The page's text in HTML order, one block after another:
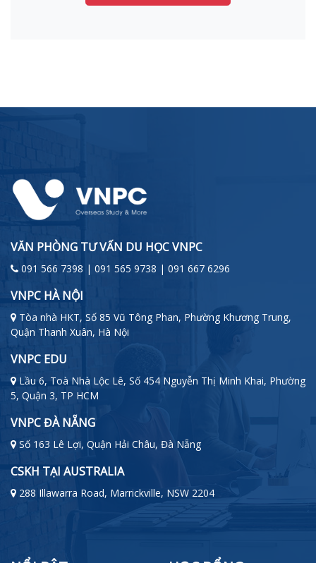
VĂN PHÒNG TƯ VẤN DU HỌC VNPC
091 566 7398 | 091 565 9738 | 091 667 6296
VNPC HÀ NỘI
Tòa nhà HKT, Số 85 Vũ Tông Phan, Phường Khương Trung,
Quận Thanh Xuân, Hà Nội
VNPC EDU
Lầu 6, Toà Nhà Lộc Lê, Số 454 Nguyễn Thị Minh Khai, Phường
5, Quận 3, TP HCM
VNPC ĐÀ NẴNG
Số 163 Lê Lợi, Quận Hải Châu, Đà Nẵng
CSKH TẠI AUSTRALIA
288 Illawarra Road, Marrickville, NSW 2204